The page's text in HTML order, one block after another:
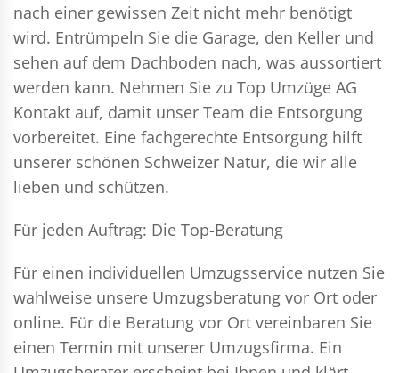
nach einer gewissen Zeit nicht mehr benötigt
wird. Entrümpeln Sie die Garage, den Keller und
sehen auf dem Dachboden nach, was aussortiert
werden kann. Nehmen Sie zu Top Umzüge AG
Kontakt auf, damit unser Team die Entsorgung
vorbereitet. Eine fachgerechte Entsorgung hilft
unserer schönen Schweizer Natur, die wir alle
lieben und schützen.
Für jeden Auftrag: Die Top-Beratung
Für einen individuellen Umzugsservice nutzen Sie
wahlweise unsere Umzugsberatung vor Ort oder
online. Für die Beratung vor Ort vereinbaren Sie
einen Termin mit unserer Umzugsfirma. Ein